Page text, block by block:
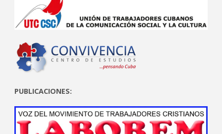
PUBLICACIONES: